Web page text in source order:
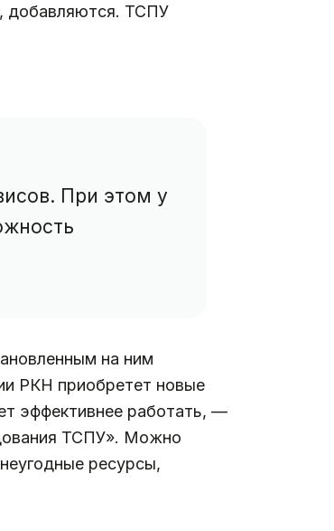
добавляются. ТСПУ
При этом у
на ним
РКН приобретет новые
эффективнее работать, —
ТСПУ». Можно
ресурсы,